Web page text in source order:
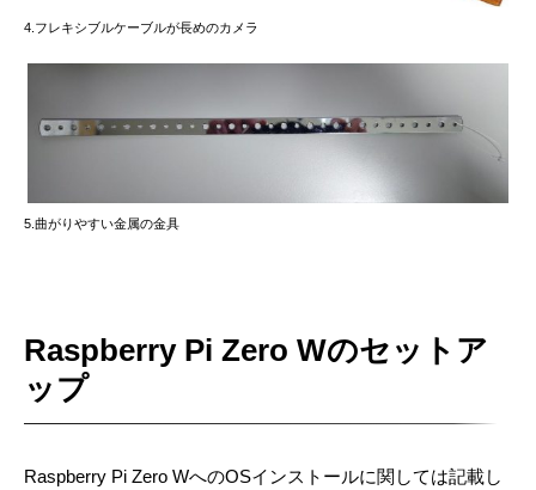
4.フレキシブルケーブルが長めのカメラ
5.曲がりやすい金属の金具
Raspberry Pi Zero Wのセットア
ップ
Raspberry Pi Zero WへのOSインストールに関しては記載し